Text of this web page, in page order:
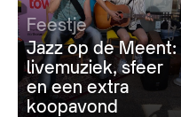
Feestje
Jazz op de Meent:
livemuziek, sfeer
en een extra
koopavond